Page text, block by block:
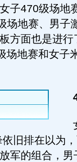
子470级场地
场地赛、男子
方面也是进行
场地赛和女子
女
旧排在以为
军的组合，男